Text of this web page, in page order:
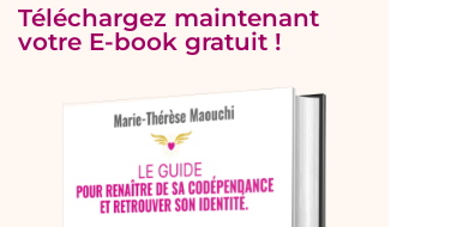
Téléchargez maintenant
votre E-book gratuit !